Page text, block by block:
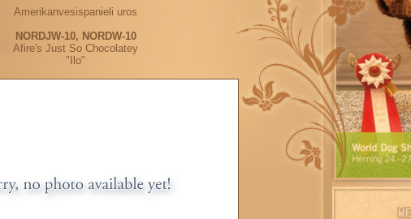
Amerikanvesispanieli uros
NORDJW-10, NORDW-10
Afire's Just So Chocolatey
"Ilo"